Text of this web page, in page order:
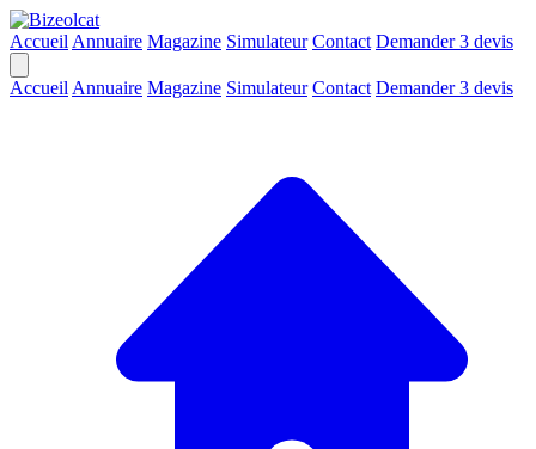
Accueil Annuaire Magazine Simulateur Contact Demander 3 devis
Accueil Annuaire Magazine Simulateur Contact Demander 3 devis